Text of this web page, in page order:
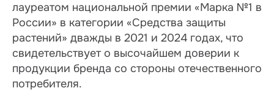
лауреатом национальной премии «Марка №1 в
России» в категории «Средства защиты
растений» дважды в 2021 и 2024 годах, что
свидетельствует о высочайшем доверии к
продукции бренда со стороны отечественного
потребителя.